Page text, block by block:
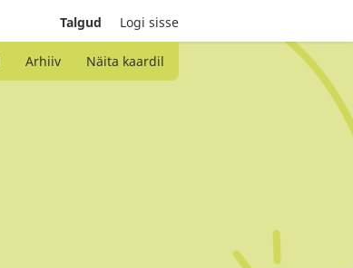
Talgud Logi sisse
Arhiiv Näita kaardil